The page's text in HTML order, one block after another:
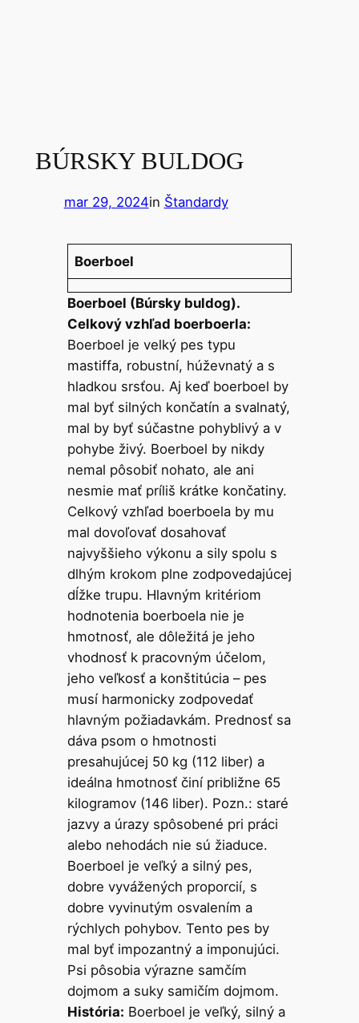
BÚRSKY BULDOG
mar 29, 2024in Štandardy
Boerboel
Boerboel (Búrsky buldog).
Celkový vzhľad boerboerla:
Boerboel je velký pes typu
mastiffa, robustní, húževnatý a s
hladkou srsťou. Aj keď boerboel by
mal byť silných končatín a svalnatý,
mal by byť súčastne pohyblivý a v
pohybe živý. Boerboel by nikdy
nemal pôsobiť nohato, ale ani
nesmie mať príliš krátke končatiny.
Celkový vzhľad boerboela by mu
mal dovoľovať dosahovať
najvyššieho výkonu a sily spolu s
dlhým krokom plne zodpovedajúcej
dĺžke trupu. Hlavným kritériom
hodnotenia boerboela nie je
hmotnosť, ale dôležitá je jeho
vhodnosť k pracovným účelom,
jeho veľkosť a konštitúcia – pes
musí harmonicky zodpovedať
hlavným požiadavkám. Prednosť sa
dáva psom o hmotnosti
presahujúcej 50 kg (112 liber) a
ideálna hmotnosť činí približne 65
kilogramov (146 liber). Pozn.: staré
jazvy a úrazy spôsobené pri práci
alebo nehodách nie sú žiaduce.
Boerboel je veľký a silný pes,
dobre vyvážených proporcií, s
dobre vyvinutým osvalením a
rýchlych pohybov. Tento pes by
mal byť impozantný a imponujúci.
Psi pôsobia výrazne samčím
dojmom a suky samičím dojmom.
História: Boerboel je veľký, silný a